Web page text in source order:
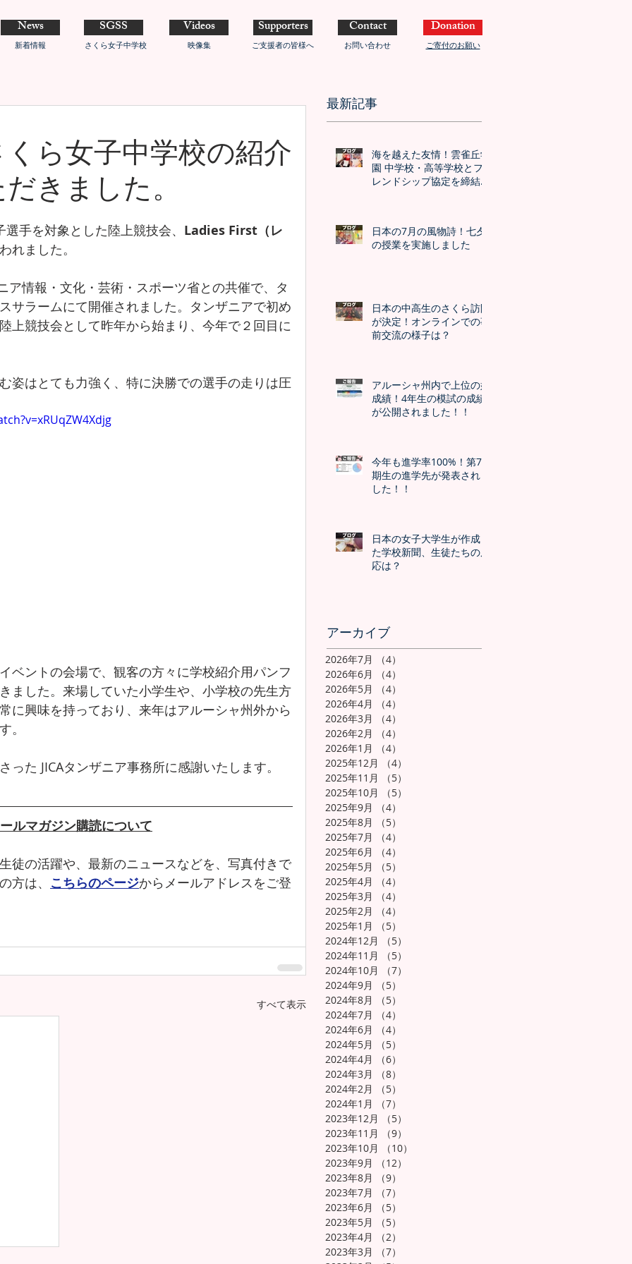
News
新着情報
SGSS
さくら女子中学校
Videos
映像集
Supporters
ご支援者の皆様へ
Contact
お問い合わせ
Donation
ご寄付のお願い
ら女子中学校の紹介
きました。
手を対象とした陸上競技会、 Ladies First（レ
れました。
ア情報・文化・芸術・スポーツ省との共催で、タ
サラームにて開催されました。タンザニアで初め
上競技会として昨年から始まり、今年で２回目に
姿はとても力強く、特に決勝での選手の走りは圧
ベントの会場で、観客の方々に学校紹介用パンフ
ました。来場していた小学生や、小学校の先生方
に興味を持っており、来年はアルーシャ州外から
。
った JICAタンザニア事務所に感謝いたします。
ルマガジン購読について
徒の活躍や、最新のニュースなどを、写真付きで
方は、 こちらのページからメールアドレスをご登
すべて表示
最新記事
海を越えた友情！雲雀丘学
園 中学校・高等学校とフ
レンドシップ協定を締結し
日本の7月の風物詩！七夕
の授業を実施しました
日本の中高生のさくら訪問
が決定！オンラインでの事
前交流の様子は？
アルーシャ州内で上位の好
成績！4年生の模試の成績
が公開されました！！
今年も進学率100%！第7
期生の進学先が発表されま
した！！
日本の女子大学生が作成し
た学校新聞、生徒たちの反
応は？
アーカイブ
2026年7月 （4）
2026年6月
（4）
2026年5月
（4）
2026年4月
（4）
2026年3月
（4）
2026年2月
（4）
2026年1月
（4）
2025年12月
（4）
2025年11月
（5）
2025年10月
（5）
2025年9月
（4）
2025年8月
（5）
2025年7月
（4）
2025年6月
（4）
2025年5月
（5）
2025年4月
（4）
2025年3月
（4）
2025年2月
（4）
2025年1月
（5）
2024年12月
（5）
2024年11月
（5）
2024年10月
（7）
2024年9月
（5）
2024年8月
（5）
2024年7月
（4）
2024年6月
（4）
2024年5月
（5）
2024年4月
（6）
2024年3月
（8）
2024年2月
（5）
2024年1月
（7）
2023年12月
（5）
2023年11月
（9）
2023年10月
（10）
2023年9月
（12）
2023年8月
（9）
2023年7月
（7）
2023年6月
（5）
2023年5月
（5）
2023年4月
（2）
2023年3月
（7）